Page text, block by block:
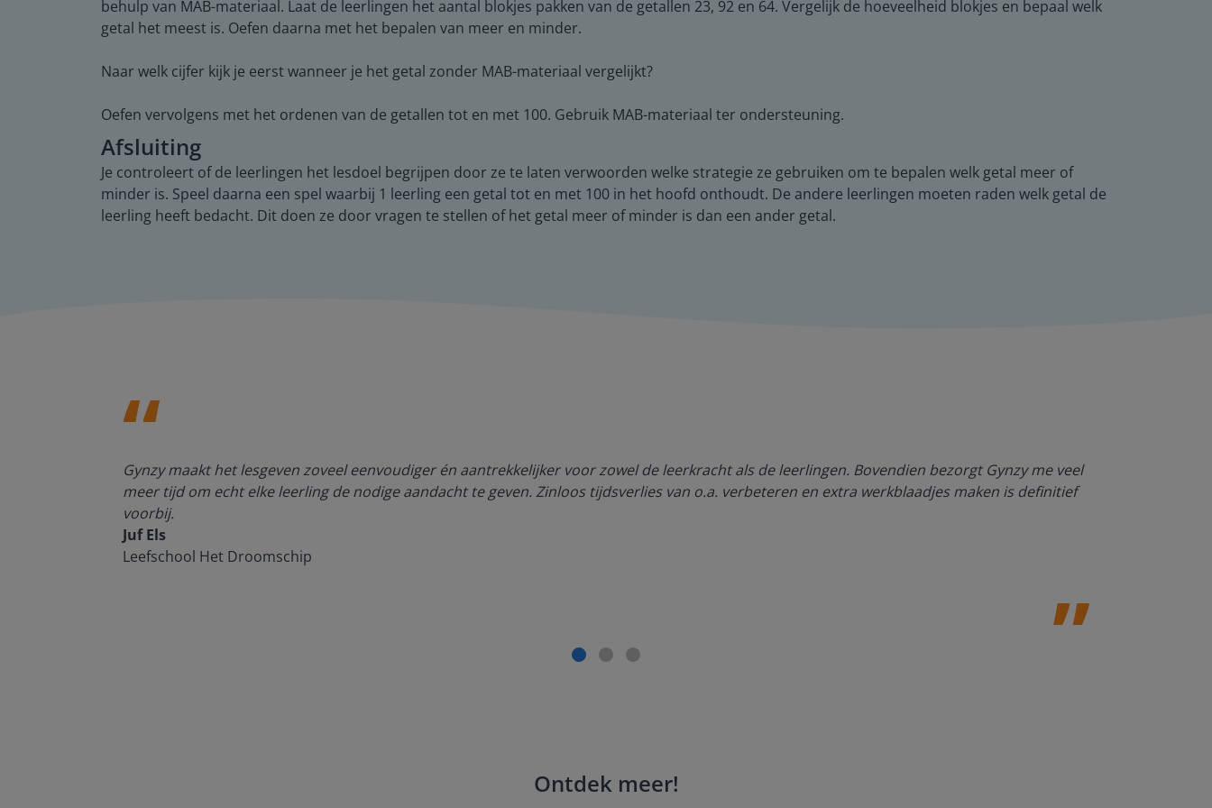
behulp van MAB-materiaal. Laat de leerlingen het aantal blokjes pakken van de getallen 23, 92 en 64. Vergelijk de hoeveelheid blokjes en bepaal welk
getal het meest is. Oefen daarna met het bepalen van meer en minder.
Naar welk cijfer kijk je eerst wanneer je het getal zonder MAB-materiaal vergelijkt?
Oefen vervolgens met het ordenen van de getallen tot en met 100. Gebruik MAB-materiaal ter ondersteuning.
Afsluiting
Je controleert of de leerlingen het lesdoel begrijpen door ze te laten verwoorden welke strategie ze gebruiken om te bepalen welk getal meer of
minder is. Speel daarna een spel waarbij 1 leerling een getal tot en met 100 in het hoofd onthoudt. De andere leerlingen moeten raden welk getal de
leerling heeft bedacht. Dit doen ze door vragen te stellen of het getal meer of minder is dan een ander getal.
Gynzy maakt het lesgeven zoveel eenvoudiger én aantrekkelijker voor zowel de leerkracht als de leerlingen. Bovendien bezorgt Gynzy me veel
meer tijd om echt elke leerling de nodige aandacht te geven. Zinloos tijdsverlies van o.a. verbeteren en extra werkblaadjes maken is definitief
voorbij.
Juf Els
Leefschool Het Droomschip
Ontdek meer!